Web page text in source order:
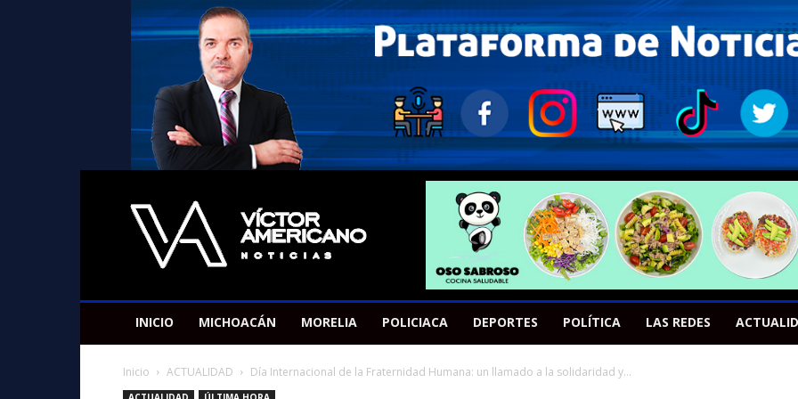
Americano
Victor
INICIO MICHOACÁN MORELIA POLICIACA DEPORTES POLÍTICA LAS REDES
Inicio ACTUALIDAD Día Internacional de la Fraternidad Humana: un llamado a la solidaridad y...